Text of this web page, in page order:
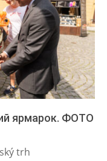
ярмарок. ФОТО
trh